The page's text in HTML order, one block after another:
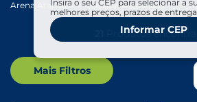
Insira o seu CEP para selecionar a
melhores preços, prazos de
Informar CEP
Arena Atacado Bebidas Alcoólicas
Produtos
Mais Filtros